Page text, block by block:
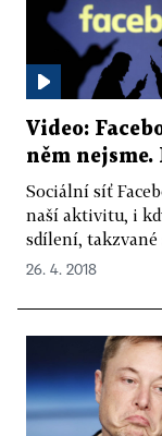
Video:
něm nejsme.
Sociální síť
naší aktivitu, i
sdílení, takzvané
26. 4. 2018